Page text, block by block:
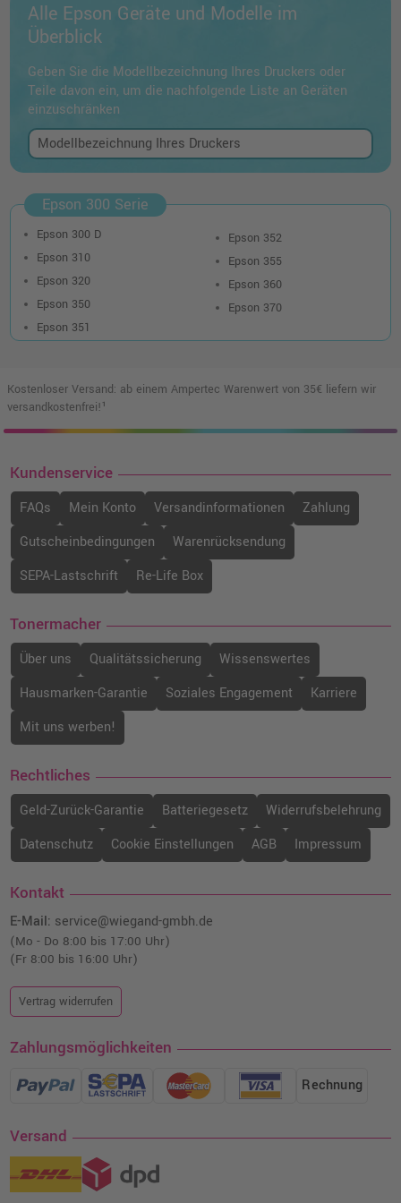
Alle Epson Geräte und Modelle im
Überblick
Geben Sie die Modellbezeichnung Ihres Druckers oder
Teile davon ein, um die nachfolgende Liste an Geräten
einzuschränken
Epson 300 Serie
Epson 300 D
Epson 310
Epson 320
Epson 350
Epson 351
Epson 352
Epson 355
Epson 360
Epson 370
Kostenloser Versand: ab einem Ampertec Warenwert von 35€ liefern wir
versandkostenfrei!¹
Kundenservice
FAQs Mein Konto Versandinformationen
Zahlung
Gutscheinbedingungen
Warenrücksendung
SEPA-Lastschrift
Re-Life Box
Tonermacher
Über uns Qualitätssicherung
Wissenswertes
Hausmarken-Garantie
Soziales Engagement
Karriere
Mit uns werben!
Rechtliches
Geld-Zurück-Garantie Batteriegesetz
Widerrufsbelehrung
Datenschutz
Cookie Einstellungen AGB Impressum
Kontakt
E-Mail: service@wiegand-gmbh.de
(Mo - Do 8:00 bis 17:00 Uhr)
(Fr 8:00 bis 16:00 Uhr)
Vertrag widerrufen
Zahlungsmöglichkeiten
Rechnung
Versand